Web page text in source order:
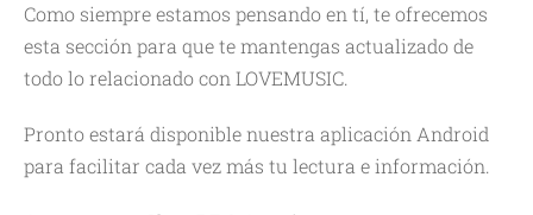
Como siempre estamos pensando en tí, te ofrecemos
esta sección para que te mantengas actualizado de
todo lo relacionado con LOVEMUSIC.
Pronto estará disponible nuestra aplicación Android
para facilitar cada vez más tu lectura e información.